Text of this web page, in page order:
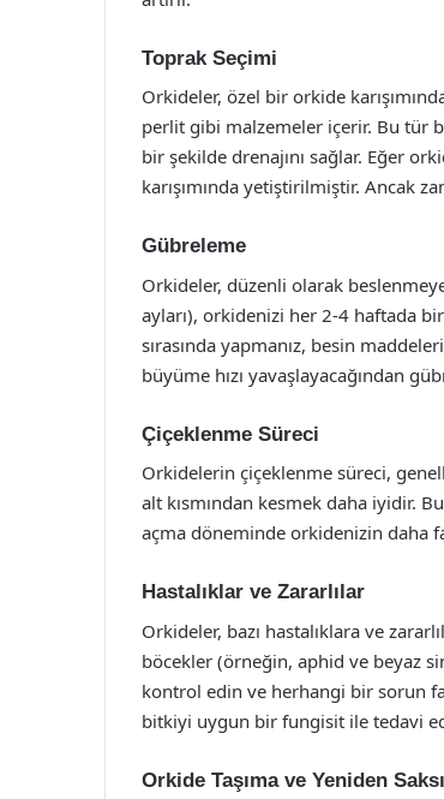
Toprak Seçimi
Orkideler, özel bir orkide
perlit gibi malzemeler içerir. Bu tür
bir şekilde drenajını sağlar. Eğer
karışımında yetiştirilmiştir. Ancak
Gübreleme
Orkideler, düzenli olarak
ayları), orkidenizi her 2-4 haftada
sırasında yapmanız, besin
büyüme hızı yavaşlayacağından
Çiçeklenme Süreci
Orkidelerin çiçeklenme süreci,
alt kısmından kesmek daha iyidir.
açma döneminde orkidenizin daha
Hastalıklar ve Zararlılar
Orkideler, bazı hastalıklara ve
böcekler (örneğin, aphid ve beyaz
kontrol edin ve herhangi bir sorun
bitkiyi uygun bir fungisit ile tedavi
Orkide Taşıma ve Yeniden